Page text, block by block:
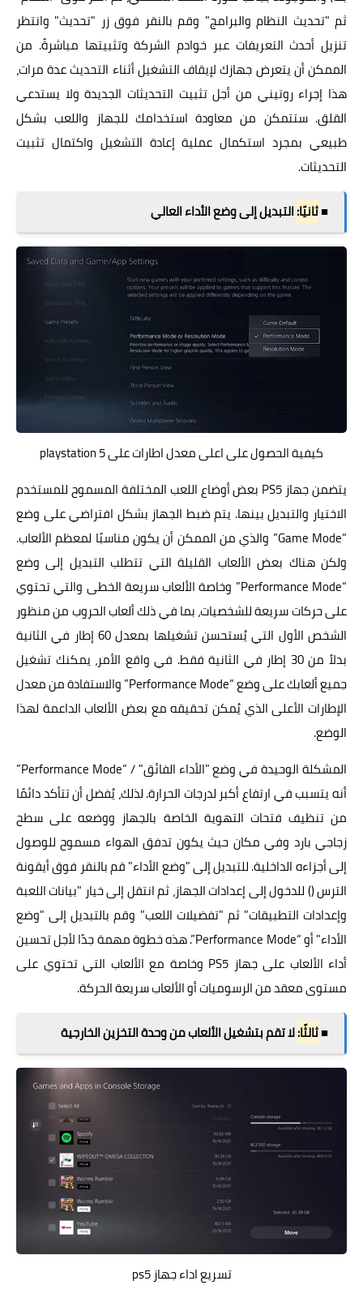
ثم "تحديث النظام والبرامج" وقم بالنقر فوق زر "تحديث" وانتظر
تنزيل أحدث التعريفات عبر خوادم الشركة وتثبيتها مباشرةً. من
الممكن أن يتعرض جهازك لإيقاف التشغيل أثناء التحديث عدة مرات،
هذا إجراء روتيني من أجل تثبيت التحديثات الجديدة ولا يستدعي
القلق. ستتمكن من معاودة استخدامك للجهاز واللعب بشكل
طبيعي بمجرد استكمال عملية إعادة التشغيل واكتمال تثبيت
التحديثات.
■ثانيًا:التبديل إلى وضع الأداء العالي
كيفية الحصول على اعلى معدل اطارات على playstation 5
يتضمن جهاز PS5 بعض أوضاع اللعب المختلفة المسموح للمستخدم
الاختيار والتبديل بينها. يتم ضبط الجهاز بشكل افتراضي على وضع
“Game Mode” والذي من الممكن أن يكون مناسبًا لمعظم الألعاب.
ولكن هناك بعض الألعاب القليلة التي تتطلب التبديل إلى وضع
“Performance Mode” وخاصة الألعاب سريعة الخطى والتي تحتوي
على حركات سريعة للشخصيات، بما في ذلك ألعاب الحروب من منظور
الشخص الأول التي يُستحسن تشغيلها بمعدل 60 إطار في الثانية
بدلاً من 30 إطار في الثانية فقط. في واقع الأمر، يمكنك تشغيل
جميع ألعابك على وضع “Performance Mode” والاستفادة من معدل
الإطارات الأعلى الذي يُمكن تحقيقه مع بعض الألعاب الداعمة لهذا
الوضع.
المشكلة الوحيدة في وضع "الأداء الفائق" / “Performance Mode”
أنه يتسبب في ارتفاع أكبر لدرجات الحرارة. لذلك، يُفضل أن تتأكد دائمًا
من تنظيف فتحات التهوية الخاصة بالجهاز ووضعه على سطح
زجاجي بارد وفي مكان حيث يكون تدفق الهواء مسموح للوصول
إلى أجزاءه الداخلية. للتبديل إلى "وضع الأداء" قم بالنقر فوق أيقونة
الترس () للدخول إلى إعدادات الجهاز، ثم انتقل إلى خيار "بيانات اللعبة
وإعدادات التطبيقات" ثم "تفضيلات اللعب" وقم بالتبديل إلى "وضع
الأداء" أو “Performance Mode”. هذه خطوة مهمة جدًا لأجل تحسين
أداء الألعاب على جهاز PS5 وخاصة مع الألعاب التي تحتوي على
مستوى معقد من الرسوميات أو الألعاب سريعة الحركة.
■ثالثًا:لا تقم بتشغيل الألعاب من وحدة التخزين الخارجية
تسريع اداء جهاز ps5